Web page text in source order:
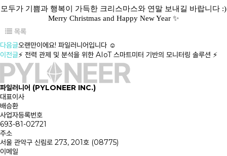
모두가 기쁨과 행복이 가득한 크리스마스와 연말 보내길 바랍니다 :)
Merry Christmas and Happy New Year ✨
목록
다음글오랜만이에요! 파일러니어입니다 ☺️
이전글⚡ 전력 관제 및 분석을 위한 AIoT 스마트미터 기반의 모니터링 솔루션 ⚡
파일러니어 (PYLONEER INC.)
대표이사
배승환
사업자등록번호
693-81-02721
주소
서울 관악구 신림로 273, 201호 (08775)
이메일